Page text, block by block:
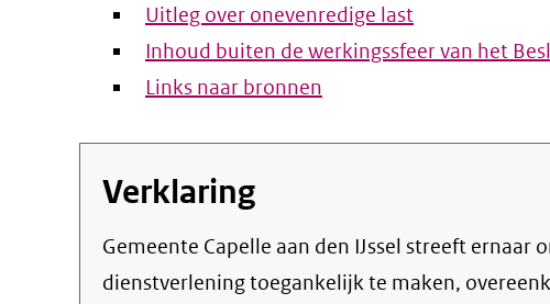
Uitleg over onevenredige last
Inhoud buiten de werkingssfeer van het
Links naar bronnen
Verklaring
Gemeente Capelle aan den IJssel streeft ernaar om de eigen online informatie en
dienstverlening toegankelijk te maken,